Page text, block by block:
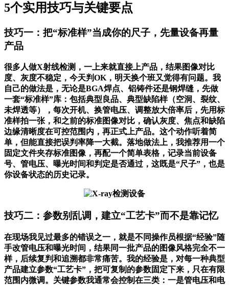
5个实用技巧与关键要点
技巧一：把“标准样”当成你的尺子，先量设备再量
产品
很多人做X射线检测，一上来就直接上产品，结果图像对比
度、灰度不稳定，今天判OK，明天换个班又觉得有问题。我
自己的做法是，无论是BGA焊点、铝铸件还是钢焊缝，先做
一套“标准样”库：包括典型良品、典型缺陷样（空洞、裂纹、
未焊透等），每次开机、换管电压、调整放大倍率后，先用标
准样拍一张，和之前的标准图像对比，确认灰度、焦点和缺陷
边缘清晰度在可控范围内，再正式上产品。这个动作听着简
单，但能直接把误判率降一大截。落地做法上，我推荐用一个
固定文件夹存标准图像，再配一个简单表格，记录当前设备
号、管电压、曝光时间和判定是否通过，这既是“尺子”，也是
你设备状态的历史记录。
技巧二：参数别乱调，建立“工艺卡”而不是靠记忆
在现场我见过最多的错误之一，就是不同操作员根据“经验”随
手改管电压和曝光时间，结果同一批产品的图像风格完全不一
样，后续复判和追溯都非常痛苦。我的经验是，对每一种典型
产品建立参数“工艺卡”，把可复制的参数固定下来，只在有限
范围内微调。关键参数我通常会控制在三类：一是管电压和电